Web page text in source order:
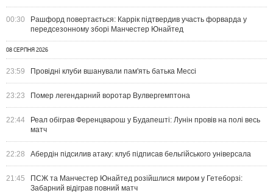
00:30
Рашфорд повертається: Каррік підтвердив участь форварда у
передсезонному зборі Манчестер Юнайтед
08 СЕРПНЯ 2026
23:59 Провідні клуби вшанували пам'ять батька Мессі
23:23 Помер легендарний воротар Вулвергемптона
22:44
Реал обіграв Ференцварош у Будапешті: Лунін провів на полі весь
матч
22:28 Абердін підсилив атаку: клуб підписав бельгійського універсала
21:45
ПСЖ та Манчестер Юнайтед розійшлися миром у Гетеборзі:
Забарний відіграв повний матч